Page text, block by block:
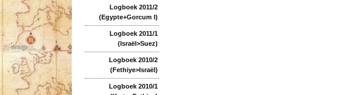
Logboek 2011/2
(Egypte+Gorcum I)
Logboek 2011/1
(Israël>Suez)
Logboek 2010/2
(Fethiye>Israël)
Logboek 2010/1